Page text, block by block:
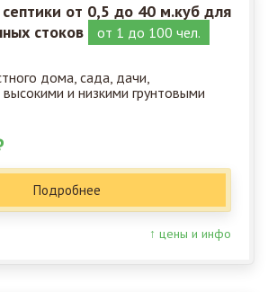
от 0,5 до 40 м.куб для
стоков
от 1 до 100 чел.
дома, сада, дачи,
и низкими грунтовыми
Подробнее
↑ цены и инфо